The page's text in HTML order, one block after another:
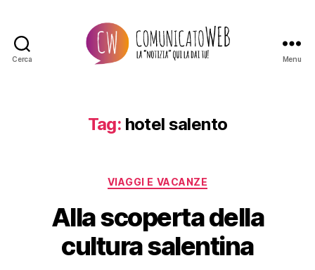
Cerca Menu
Tag: hotel salento
Categorie
VIAGGI E VACANZE
Alla scoperta della
cultura salentina